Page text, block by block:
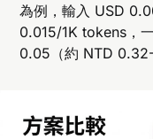
為例，輸入 USD
0.015/1K tokens，
0.05（約 NTD 0.32-